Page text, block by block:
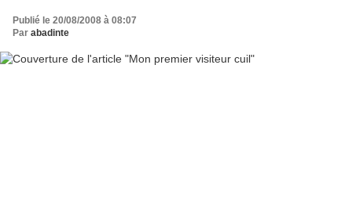
Publié le 20/08/2008 à 08:07
Par abadinte